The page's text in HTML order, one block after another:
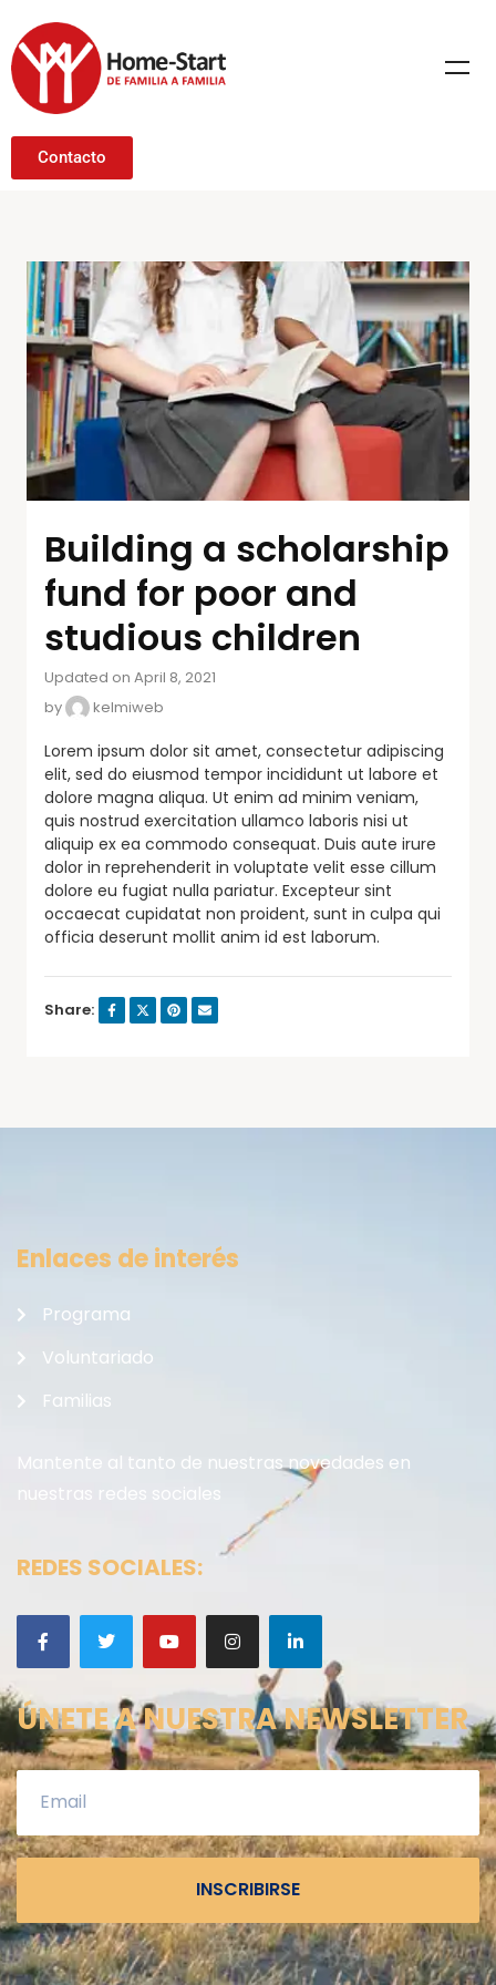
Contacto
Building a scholarship
fund for poor and
studious children
Updated on April 8, 2021
by
kelmiweb
Lorem ipsum dolor sit amet, consectetur adipiscing
elit, sed do eiusmod tempor incididunt ut labore et
dolore magna aliqua. Ut enim ad minim veniam,
quis nostrud exercitation ullamco laboris nisi ut
aliquip ex ea commodo consequat. Duis aute irure
dolor in reprehenderit in voluptate velit esse cillum
dolore eu fugiat nulla pariatur. Excepteur sint
occaecat cupidatat non proident, sunt in culpa qui
officia deserunt mollit anim id est laborum.
Share:
Enlaces de interés
Programa
Voluntariado
Familias
Mantente al tanto de nuestras novedades en
nuestras redes sociales
REDES SOCIALES:
ÚNETE A NUESTRA NEWSLETTER
INSCRIBIRSE